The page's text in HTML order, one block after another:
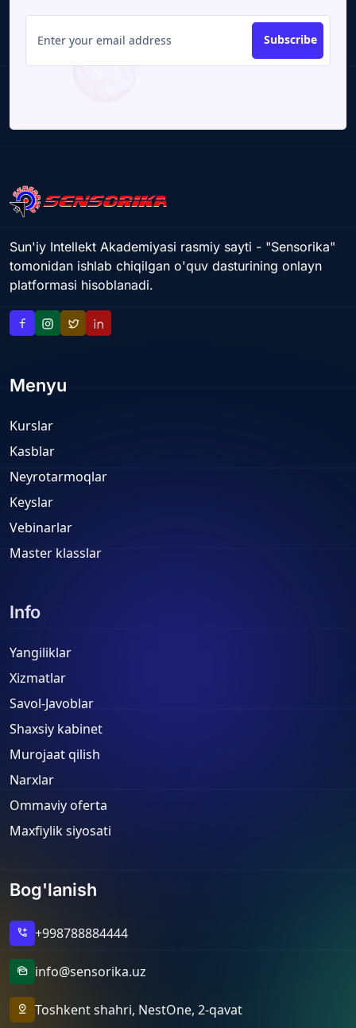
Subscribe
Sun'iy Intellekt Akademiyasi rasmiy sayti - "Sensorika"
tomonidan ishlab chiqilgan o'quv dasturining onlayn
platformasi hisoblanadi.
Menyu
Kurslar
Kasblar
Neyrotarmoqlar
Keyslar
Vebinarlar
Master klasslar
Info
Yangiliklar
Xizmatlar
Savol-Javoblar
Shaxsiy kabinet
Murojaat qilish
Narxlar
Ommaviy oferta
Maxfiylik siyosati
Bog'lanish
add_call +998788884444
mark_as_unread info@sensorika.uz
pin_drop Toshkent shahri, NestOne, 2-qavat